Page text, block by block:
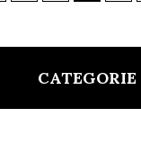
CATEGORIE